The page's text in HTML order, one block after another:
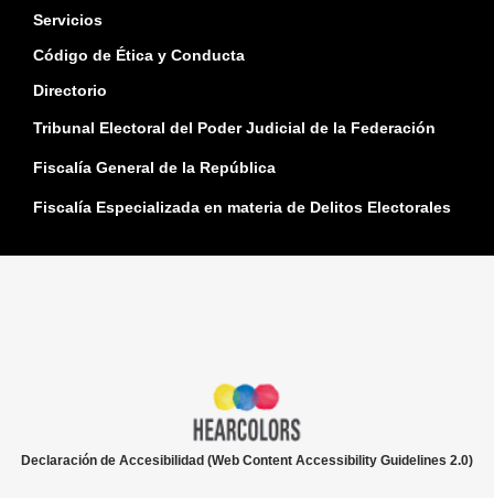
Servicios
Código de Ética y Conducta
Directorio
Tribunal Electoral del Poder Judicial de la Federación
Fiscalía General de la República
Fiscalía Especializada en materia de Delitos Electorales
Declaración de Accesibilidad (Web Content Accessibility Guidelines 2.0)